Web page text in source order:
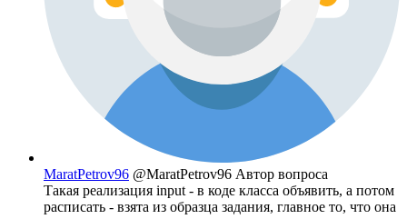
MaratPetrov96 @MaratPetrov96 Автор вопроса
Такая реализация input - в коде класса объявить, а потом
расписать - взята из образца задания, главное то, что она